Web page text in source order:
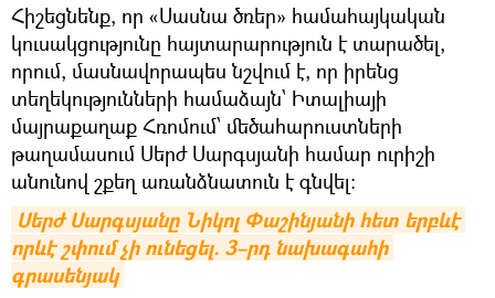
Հիշեցնենք, որ «Սասնա ծռեր» համահայկական
կուսակցությունը հայտարարություն է տարածել,
որում, մասնավորապես նշվում է, որ իրենց
տեղեկությունների համաձայն՝ Իտալիայի
մայրաքաղաք Հռոմում՝ մեծահարուստների
թաղամասում Սերժ Սարգսյանի համար ուրիշի
անունով շքեղ առանձնատուն է գնվել։
Սերժ Սարգսյանը Նիկոլ Փաշինյանի հետ երբևէ
որևէ շփում չի ունեցել. 3–րդ նախագահի
գրասենյակ